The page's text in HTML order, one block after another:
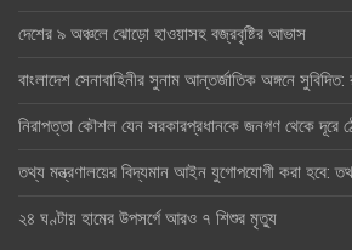
দেশের ৯ অঞ্চলে ঝোড়ো হাওয়াসহ বজ্রবৃষ্টির আভাস
বাংলাদেশ সেনাবাহিনীর সুনাম আন্তর্জাতিক অঙ্গনে সুবিদিত:
নিরাপত্তা কৌশল যেন সরকারপ্রধানকে জনগণ থেকে দূরে
তথ্য মন্ত্রণালয়ের বিদ্যমান আইন যুগোপযোগী করা হবে:
২৪ ঘণ্টায় হামের উপসর্গে আরও ৭ শিশুর মৃত্যু